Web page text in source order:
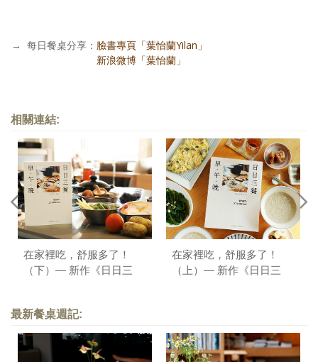
→ 每日餐桌分享： 臉書專頁「葉怡蘭Yilan」
新浪微博「葉怡蘭」
相關連結:
在家裡吃，舒服多了！
（下）— 新作《日日三
在家裡吃，舒服多了！
（上）— 新作《日日三
最新餐桌週記: